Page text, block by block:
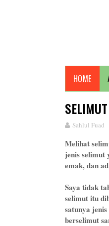
HOME
SELIMUT
Sahlul Fuad
Melihat
jenis selimut
emak, dan
Saya tidak
selimut itu
satunya
berselimut